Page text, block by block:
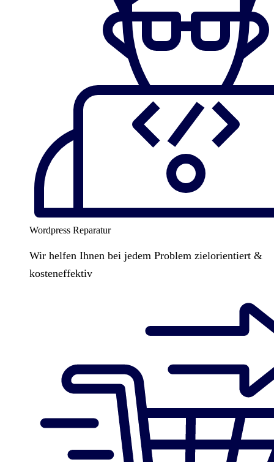
Wordpress Reparatur
Wir helfen Ihnen bei jedem Problem zielorientiert &
kosteneffektiv